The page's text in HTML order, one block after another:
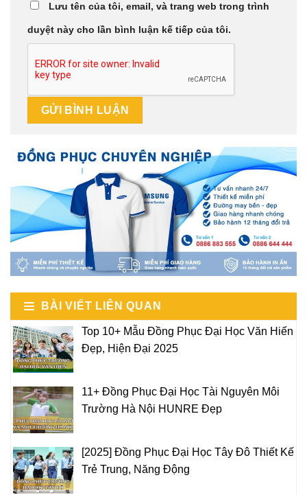
Lưu tên của tôi, email, và trang web trong trình
duyệt này cho lần bình luận kế tiếp của tôi.
BÀI VIẾT LIÊN QUAN
Top 10+ Mẫu Đồng Phục Đại Học Văn Hiến
Đẹp, Hiện Đại 2025
11+ Đồng Phục Đại Học Tài Nguyên Môi
Trường Hà Nội HUNRE Đẹp
[2025] Đồng Phục Đại Học Tây Đô Thiết Kế
Trẻ Trung, Năng Động